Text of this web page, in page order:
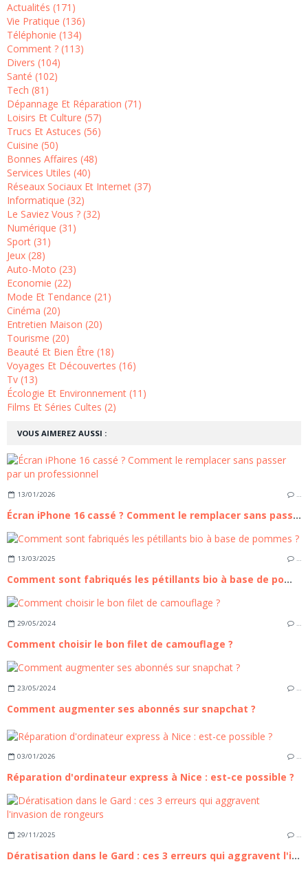
VOUS AIMEREZ AUSSI :
13/01/2026 …
Écran iPhone 16 cassé ? Comment le remplacer sans passer par un professionnel
13/03/2025 …
Comment sont fabriqués les pétillants bio à base de pommes ?
29/05/2024 …
Comment choisir le bon filet de camouflage ?
23/05/2024 …
Comment augmenter ses abonnés sur snapchat ?
03/01/2026 …
Réparation d'ordinateur express à Nice : est-ce possible ?
29/11/2025 …
Dératisation dans le Gard : ces 3 erreurs qui aggravent l'invasion de rongeurs
Actualités (171)
Vie Pratique (136)
Téléphonie (134)
Comment ? (113)
Divers (104)
Santé (102)
Tech (81)
Dépannage Et Réparation (71)
Loisirs Et Culture (57)
Trucs Et Astuces (56)
Cuisine (50)
Bonnes Affaires (48)
Services Utiles (40)
Réseaux Sociaux Et Internet (37)
Informatique (32)
Le Saviez Vous ? (32)
Numérique (31)
Sport (31)
Jeux (28)
Auto-Moto (23)
Economie (22)
Mode Et Tendance (21)
Cinéma (20)
Entretien Maison (20)
Tourisme (20)
Beauté Et Bien Être (18)
Voyages Et Découvertes (16)
Tv (13)
Écologie Et Environnement (11)
Films Et Séries Cultes (2)